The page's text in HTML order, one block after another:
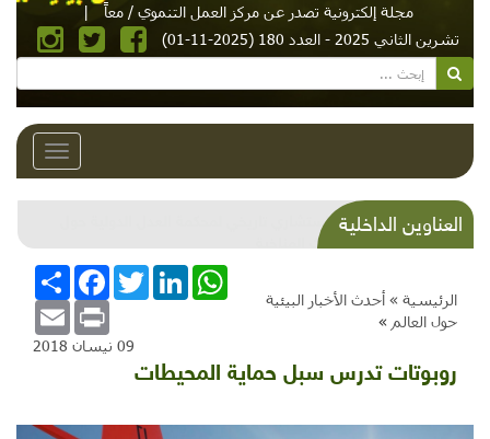
مجلة إلكترونية تصدر عن مركز العمل التنموي / معاً
|
تشرين الثاني 2025 - العدد 180 (2025-11-01)
Toggle
العناوين الداخليةشذرات بيئية وتنموية...بنية تحتية وحلويات قبيحة
وحاكورة ونوبل وزيتون و"سيباط"
الرئيسية » أحدث الأخبار البيئية
حول العالم »
انشر
FacebookTwitterLinkedInWhatsApp
Email Print
09 نيسان 2018
روبوتات تدرس سبل حماية المحيطات